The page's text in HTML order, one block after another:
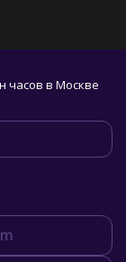
часов в Москве